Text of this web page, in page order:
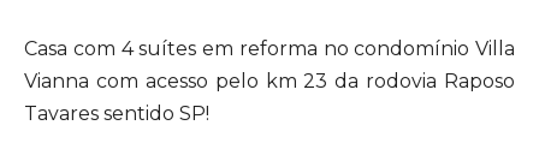
Casa com 4 suítes em reforma no condomínio Villa
Vianna com acesso pelo km 23 da rodovia Raposo
Tavares sentido SP!